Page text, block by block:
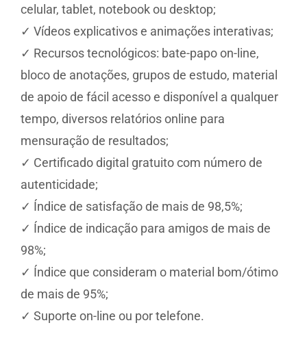
celular, tablet, notebook ou desktop;
✓ Vídeos explicativos e animações interativas;
✓ Recursos tecnológicos: bate-papo on-line,
bloco de anotações, grupos de estudo, material
de apoio de fácil acesso e disponível a qualquer
tempo, diversos relatórios online para
mensuração de resultados;
✓ Certificado digital gratuito com número de
autenticidade;
✓ Índice de satisfação de mais de 98,5%;
✓ Índice de indicação para amigos de mais de
98%;
✓ Índice que consideram o material bom/ótimo
de mais de 95%;
✓ Suporte on-line ou por telefone.